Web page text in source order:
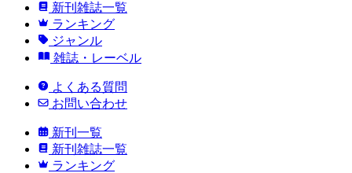
新刊雑誌一覧
ランキング
ジャンル
雑誌・レーベル
よくある質問
お問い合わせ
新刊一覧
新刊雑誌一覧
ランキング